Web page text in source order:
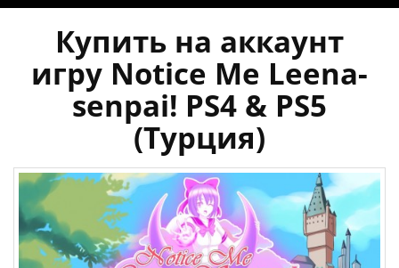
Купить на аккаунт
игру Notice Me Leena-
senpai! PS4 & PS5
(Турция)